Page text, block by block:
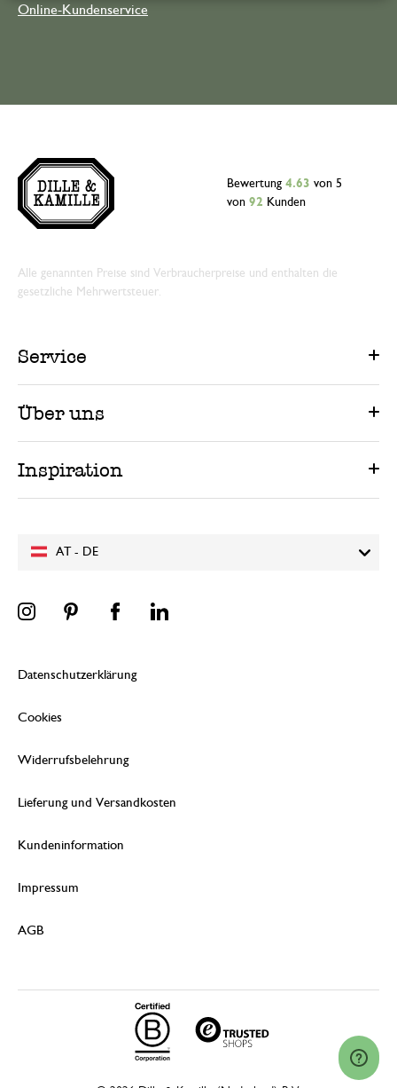
Online-Kundenservice
AT - DE
Bewertung 4.63 von 5
von 92 Kunden
Alle genannten Preise sind Verbraucherpreise und enthalten die
gesetzliche Mehrwertsteuer.
Service
Über uns
Inspiration
Datenschutzerklärung
Cookies
Widerrufsbelehrung
Lieferung und Versandkosten
Kundeninformation
Impressum
AGB